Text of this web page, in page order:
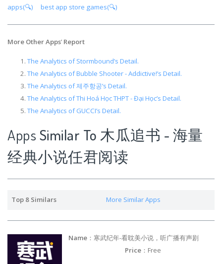
apps(🔍)
best app store games(🔍)
More Other Apps’ Report
The Analytics of Stormbound’s Detail.
The Analytics of Bubble Shooter - Addictive!’s Detail.
The Analytics of 제주항공’s Detail.
The Analytics of Thi Hoá Học THPT - Đại Học’s Detail.
The Analytics of GUCCI’s Detail.
Apps Similar To 木瓜追书 - 海量
经典小说任君阅读
Top 8 Similars More Similar Apps
Name ：寒武纪年-看耽美小说，听广播有声剧
Price ：Free